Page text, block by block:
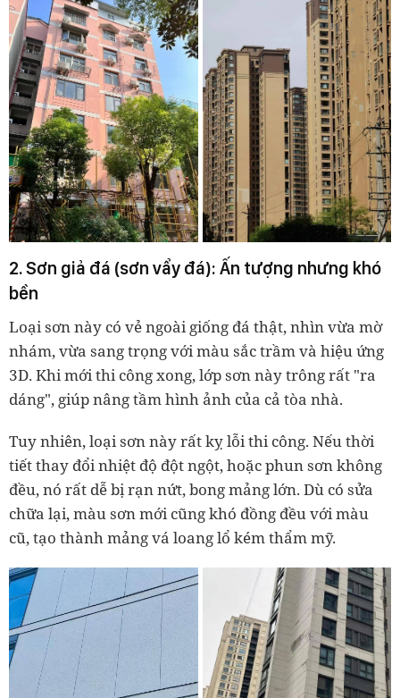
2. Sơn giả đá (sơn vẩy đá): Ấn tượng nhưng khó
bền
Loại sơn này có vẻ ngoài giống đá thật, nhìn vừa mờ
nhám, vừa sang trọng với màu sắc trầm và hiệu ứng
3D. Khi mới thi công xong, lớp sơn này trông rất "ra
dáng", giúp nâng tầm hình ảnh của cả tòa nhà.
Tuy nhiên, loại sơn này rất kỵ lỗi thi công. Nếu thời
tiết thay đổi nhiệt độ đột ngột, hoặc phun sơn không
đều, nó rất dễ bị rạn nứt, bong mảng lớn. Dù có sửa
chữa lại, màu sơn mới cũng khó đồng đều với màu
cũ, tạo thành mảng vá loang lổ kém thẩm mỹ.